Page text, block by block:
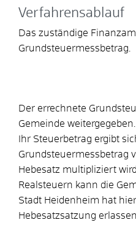
Verfahrensablauf
Das zuständige
Grundsteuermessbetrag.
Der errechnete
Gemeinde weitergegeben.
Ihr Steuerbetrag ergibt
Grundsteuermessbetrag
Hebesatz multipliziert
Realsteuern kann die
Stadt Heidenheim hat
Hebesatzsatzung erlassen.